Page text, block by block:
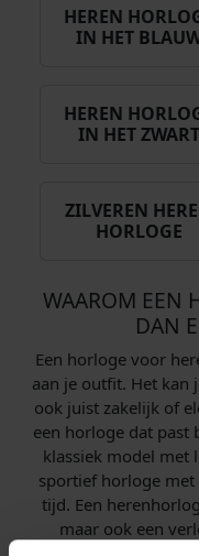
HEREN
IN HET
HEREN
IN HET ZWART
ZILVEREN
HORLOGE
WAAROM EEN
DAN
Een horloge voor
aan je outfit. Het kan
ook juist zakelijk of
een horloge dat past
klassiek model met
sportief horloge
tijd. Een
maar ook een